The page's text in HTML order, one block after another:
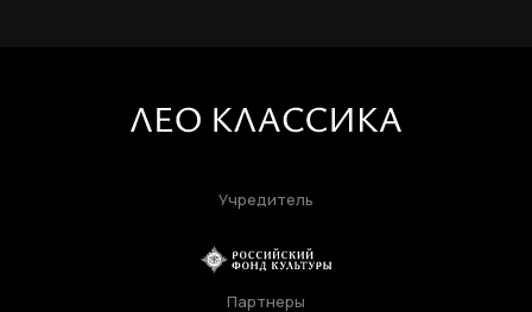
Учредитель
Партнеры